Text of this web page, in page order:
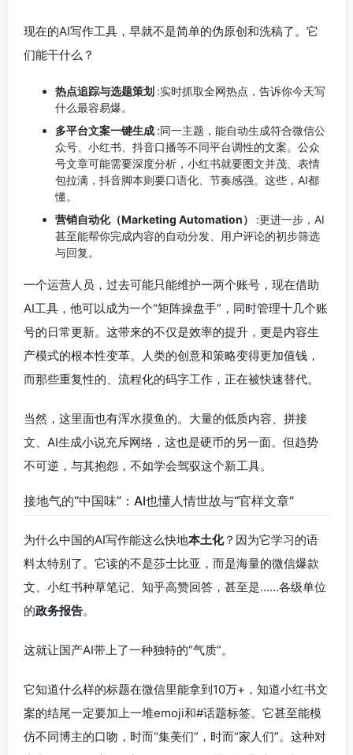
现在的AI写作工具，早就不是简单的伪原创和洗稿了。它
们能干什么？
热点追踪与选题策划 :实时抓取全网热点，告诉你今天写
什么最容易爆。
多平台文案一键生成 :同一主题，能自动生成符合微信公
众号、小红书、抖音口播等不同平台调性的文案。公众
号文章可能需要深度分析，小红书就要图文并茂、表情
包拉满，抖音脚本则要口语化、节奏感强。这些，AI都
懂。
营销自动化（Marketing Automation） :更进一步，AI
甚至能帮你完成内容的自动分发、用户评论的初步筛选
与回复。
一个运营人员，过去可能只能维护一两个账号，现在借助
AI工具，他可以成为一个“矩阵操盘手”，同时管理十几个账
号的日常更新。这带来的不仅是效率的提升，更是内容生
产模式的根本性变革。人类的创意和策略变得更加值钱，
而那些重复性的、流程化的码字工作，正在被快速替代。
当然，这里面也有浑水摸鱼的。大量的低质内容、拼接
文、AI生成小说充斥网络，这也是硬币的另一面。但趋势
不可逆，与其抱怨，不如学会驾驭这个新工具。
接地气的“中国味”：AI也懂人情世故与“官样文章”
为什么中国的AI写作能这么快地本土化？因为它学习的语
料太特别了。它读的不是莎士比亚，而是海量的微信爆款
文、小红书种草笔记、知乎高赞回答，甚至是……各级单位
的政务报告。
这就让国产AI带上了一种独特的“气质”。
它知道什么样的标题在微信里能拿到10万+，知道小红书文
案的结尾一定要加上一堆emoji和#话题标签。它甚至能模
仿不同博主的口吻，时而“集美们”，时而“家人们”。这种对